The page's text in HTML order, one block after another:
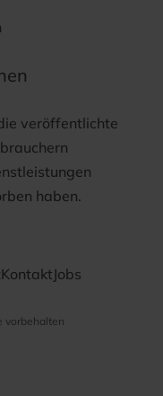
veröffentlichte
haben.
Kontakt Jobs
vorbehalten